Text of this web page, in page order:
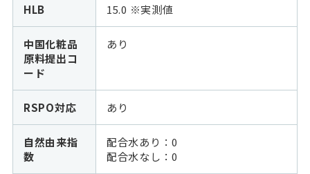
HLB 15.0 ※実測値
中国化粧品
原料提出コ
ード
あり
RSPO対応 あり
自然由来指
数
配合水あり：0
配合水なし：0